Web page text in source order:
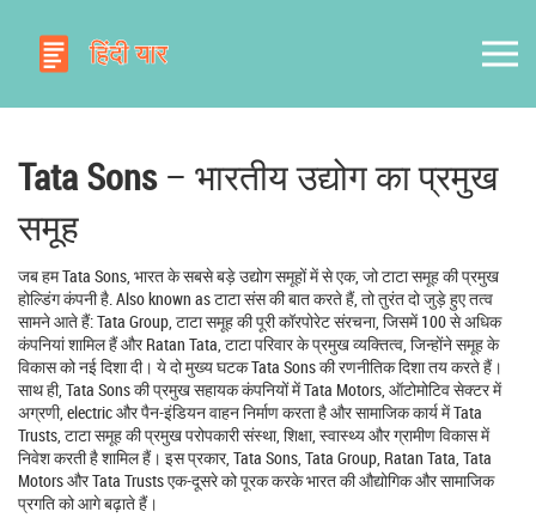
Tata Sons– भारतीय उद्योग का प्रमुख
समूह
जब हमTata Sons भारत के सबसे बड़े उद्योग समूहों में से एक, जो टाटा समूह की प्रमुख
होल्डिंग कंपनी है . Also known asटाटा संसकी बात करते हैं, तो तुरंत दो जुड़े हुए तत्व
सामने आते हैं:Tata Group टाटा समूह की पूरी कॉरपोरेट संरचना, जिसमें 100 से अधिक
कंपनियां शामिल हैंऔरRatan Tata टाटा परिवार के प्रमुख व्यक्तित्व, जिन्होंने समूह के
विकास को नई दिशा दी। ये दो मुख्य घटक Tata Sons की रणनीतिक दिशा तय करते हैं।
साथ ही, Tata Sons की प्रमुख सहायक कंपनियों मेंTata Motors ऑटोमोटिव सेक्टर में
अग्रणी, electric और पैन-इंडियन वाहन निर्माण करता हैऔर सामाजिक कार्य मेंTata
Trusts टाटा समूह की प्रमुख परोपकारी संस्था, शिक्षा, स्वास्थ्य और ग्रामीण विकास में
निवेश करती हैशामिल हैं। इस प्रकार, Tata Sons, Tata Group, Ratan Tata, Tata
Motors और Tata Trusts एक-दूसरे को पूरक करके भारत की औद्योगिक और सामाजिक
प्रगति को आगे बढ़ाते हैं।